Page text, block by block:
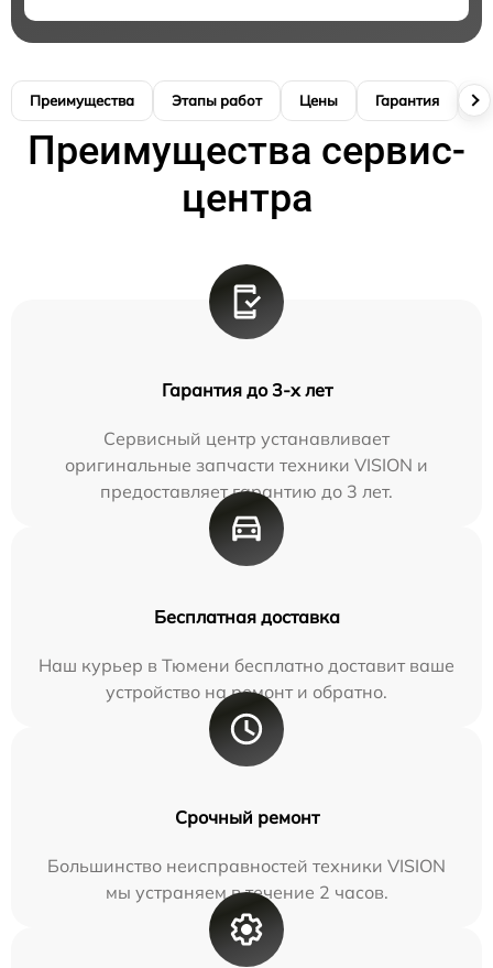
Преимущества Этапы работ Цены Гарантия
Преимущества сервис-
центра
Гарантия до 3-х лет
Сервисный центр устанавливает
оригинальные запчасти техники VISION и
предоставляет гарантию до 3 лет.
Бесплатная доставка
Наш курьер в Тюмени бесплатно доставит ваше
устройство на ремонт и обратно.
Срочный ремонт
Большинство неисправностей техники VISION
мы устраняем в течение 2 часов.